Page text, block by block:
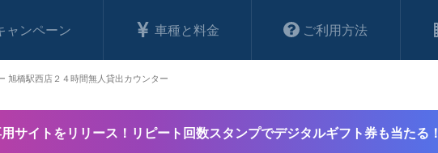
ャンペーン 車種と料金 ご利用方法
サイトをリリース！リピート回数スタンプでデジタルギフト券も当たる！
旭橋駅西店２４時間無人貸出カウンター